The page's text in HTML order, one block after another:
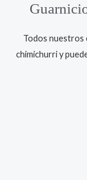
Todos nuestros
chimichurri y